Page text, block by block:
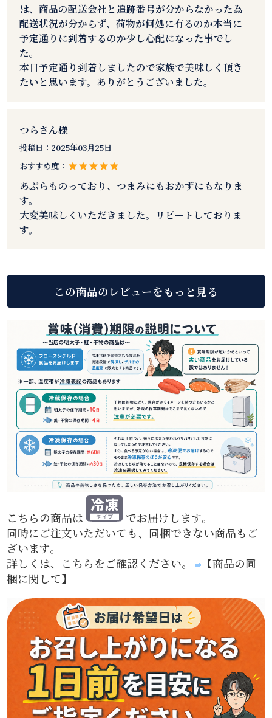
は、商品の配送会社と追跡番号が分からなかった為
配送状況が分からず、荷物が何処に有るのか本当に
予定通りに到着するのか少し心配になった事でし
た。
本日予定通り到着しましたので家族で美味しく頂き
たいと思います。ありがとうございました。
つらさん様
投稿日： 2025年03月25日
おすすめ度：
あぶらものっており、つまみにもおかずにもなりま
す。
大変美味しくいただきました。リピートしておりま
す。
こちらの商品は
でお届けします。
同時にご注文いただいても、同梱できない商品もご
ざいます。
詳しくは、こちらをご確認ください。
【商品の同
梱に関して】